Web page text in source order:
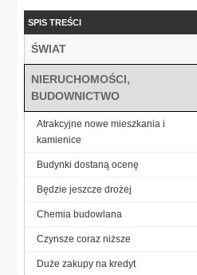
SPIS TREŚCI
ŚWIAT
NIERUCHOMOŚCI,
BUDOWNICTWO
Atrakcyjne nowe mieszkania i
kamienice
Budynki dostaną ocenę
Będzie jeszcze drożej
Chemia budowlana
Czynsze coraz niższe
Duże zakupy na kredyt